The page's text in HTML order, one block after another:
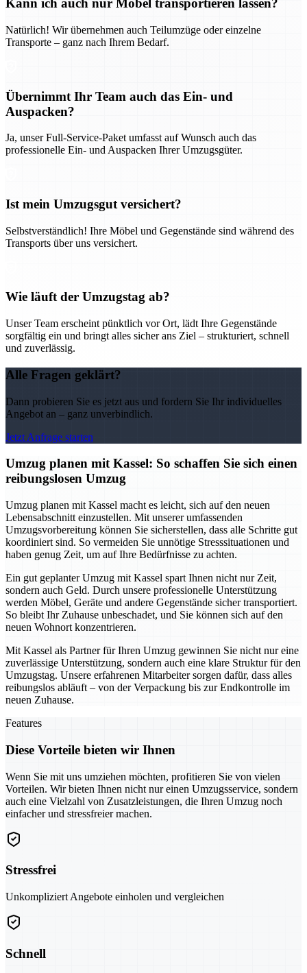
Kann ich auch nur Möbel transportieren lassen?
Natürlich! Wir übernehmen auch Teilumzüge oder einzelne
Transporte – ganz nach Ihrem Bedarf.
Übernimmt Ihr Team auch das Ein- und
Auspacken?
Ja, unser Full-Service-Paket umfasst auf Wunsch auch das
professionelle Ein- und Auspacken Ihrer Umzugsgüter.
Ist mein Umzugsgut versichert?
Selbstverständlich! Ihre Möbel und Gegenstände sind während des
Transports über uns versichert.
Wie läuft der Umzugstag ab?
Unser Team erscheint pünktlich vor Ort, lädt Ihre Gegenstände
sorgfältig ein und bringt alles sicher ans Ziel – strukturiert, schnell
und zuverlässig.
Alle Fragen geklärt?
Dann probieren Sie es jetzt aus und fordern Sie Ihr individuelles
Angebot an – ganz unverbindlich.
Jetzt Anfrage starten
Umzug planen mit Kassel: So schaffen Sie sich einen
reibungslosen Umzug
Umzug planen mit Kassel macht es leicht, sich auf den neuen
Lebensabschnitt einzustellen. Mit unserer umfassenden
Umzugsvorbereitung können Sie sicherstellen, dass alle Schritte gut
koordiniert sind. So vermeiden Sie unnötige Stresssituationen und
haben genug Zeit, um auf Ihre Bedürfnisse zu achten.
Ein gut geplanter Umzug mit Kassel spart Ihnen nicht nur Zeit,
sondern auch Geld. Durch unsere professionelle Unterstützung
werden Möbel, Geräte und andere Gegenstände sicher transportiert.
So bleibt Ihr Zuhause unbeschadet, und Sie können sich auf den
neuen Wohnort konzentrieren.
Mit Kassel als Partner für Ihren Umzug gewinnen Sie nicht nur eine
zuverlässige Unterstützung, sondern auch eine klare Struktur für den
Umzugstag. Unsere erfahrenen Mitarbeiter sorgen dafür, dass alles
reibungslos abläuft – von der Verpackung bis zur Endkontrolle im
neuen Zuhause.
Features
Diese Vorteile bieten wir Ihnen
Wenn Sie mit uns umziehen möchten, profitieren Sie von vielen
Vorteilen. Wir bieten Ihnen nicht nur einen Umzugsservice, sondern
auch eine Vielzahl von Zusatzleistungen, die Ihren Umzug noch
einfacher und stressfreier machen.
Stressfrei
Unkompliziert Angebote einholen und vergleichen
Schnell